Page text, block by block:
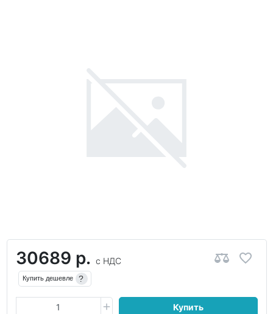
30689 р. с НДС
Купить дешевле ?
Купить